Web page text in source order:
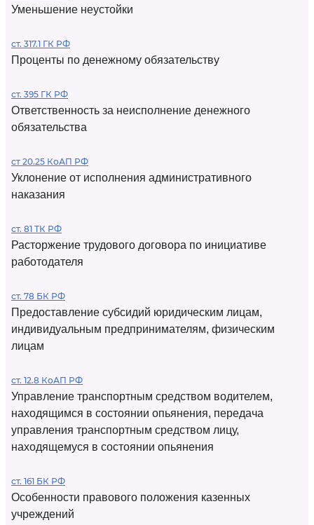
Уменьшение неустойки
ст. 317.1 ГК РФ
Проценты по денежному обязательству
ст. 395 ГК РФ
Ответственность за неисполнение денежного
обязательства
ст 20.25 КоАП РФ
Уклонение от исполнения административного
наказания
ст. 81 ТК РФ
Расторжение трудового договора по инициативе
работодателя
ст. 78 БК РФ
Предоставление субсидий юридическим лицам,
индивидуальным предпринимателям, физическим
лицам
ст. 12.8 КоАП РФ
Управление транспортным средством водителем,
находящимся в состоянии опьянения, передача
управления транспортным средством лицу,
находящемуся в состоянии опьянения
ст. 161 БК РФ
Особенности правового положения казенных
учреждений